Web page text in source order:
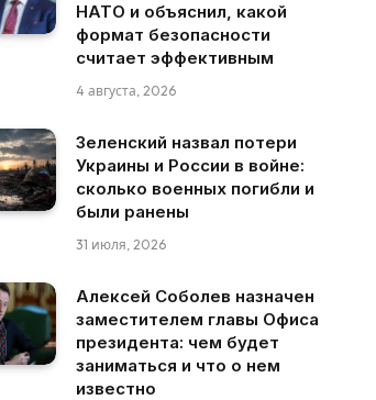
НАТО и объяснил, какой
формат безопасности
считает эффективным
4 августа, 2026
Зеленский назвал потери
Украины и России в войне:
сколько военных погибли и
были ранены
31 июля, 2026
Алексей Соболев назначен
заместителем главы Офиса
президента: чем будет
заниматься и что о нем
известно